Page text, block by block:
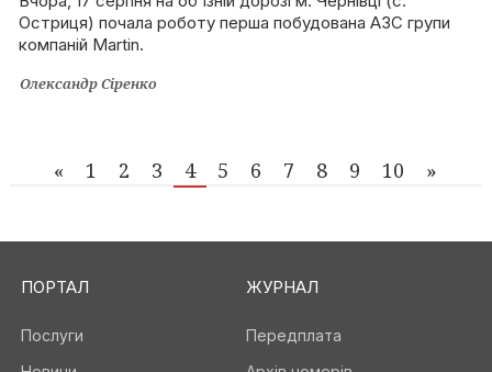
Остриця) почала роботу перша побудована АЗС групи
компаній Martin.
Олександр Сіренко
« 1 2 3 4 5 6 7 8 9 10 »
ПОРТАЛ
Послуги
ЖУРНАЛ
Передплата